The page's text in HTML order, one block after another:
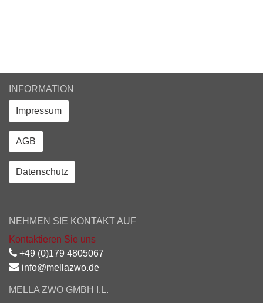
INFORMATION
Impressum
AGB
Datenschutz
NEHMEN SIE KONTAKT AUF
Kontaktieren Sie uns
+49 (0)179 4805067
info@mellazwo.de
MELLA ZWO GMBH I.L.